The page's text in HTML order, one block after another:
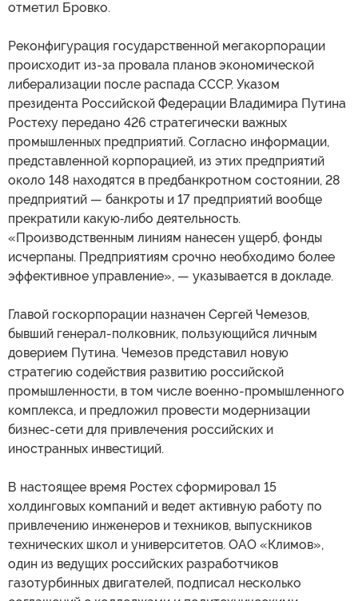
отметил Бровко.
Реконфигурация государственной мегакорпорации
происходит из-за провала планов экономической
либерализации после распада СССР. Указом
президента Российской Федерации Владимира Путина
Ростеху передано 426 стратегически важных
промышленных предприятий. Согласно информации,
представленной корпорацией, из этих предприятий
около 148 находятся в предбанкротном состоянии, 28
предприятий — банкроты и 17 предприятий вообще
прекратили какую‑либо деятельность.
«Производственным линиям нанесен ущерб, фонды
исчерпаны. Предприятиям срочно необходимо более
эффективное управление», — указывается в докладе.
Главой госкорпорации назначен Сергей Чемезов,
бывший генерал-полковник, пользующийся личным
доверием Путина. Чемезов представил новую
стратегию содействия развитию российской
промышленности, в том числе военно-промышленного
комплекса, и предложил провести модернизации
бизнес-сети для привлечения российских и
иностранных инвестиций.
В настоящее время Ростех сформировал 15
холдинговых компаний и ведет активную работу по
привлечению инженеров и техников, выпускников
технических школ и университетов. ОАО «Климов»,
один из ведущих российских разработчиков
газотурбинных двигателей, подписал несколько